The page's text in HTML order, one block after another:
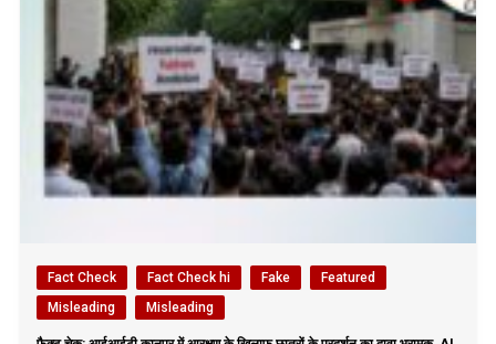
Fact Check Fact Check hi Fake
Featured
Misleading
Misleading